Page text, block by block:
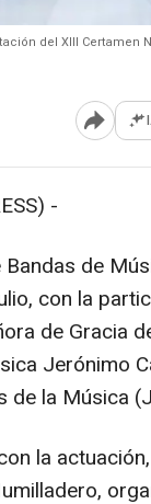
del XIII Certamen
Abrir
-
de
con la
de Gracia
Jerónimo
de la Música
la